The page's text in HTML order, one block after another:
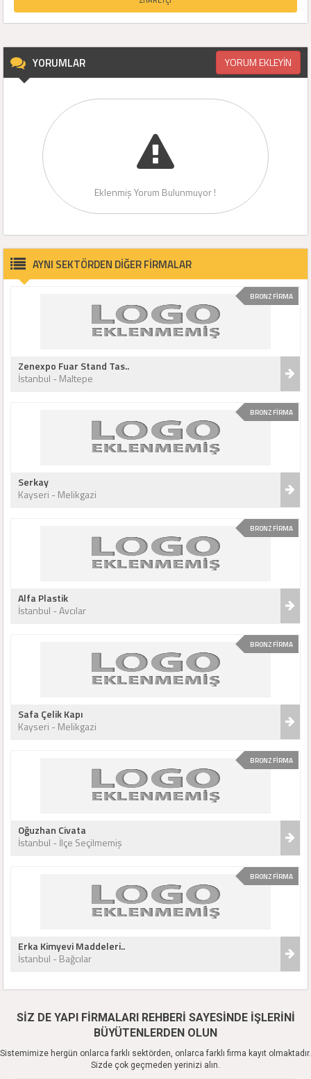
YORUMLAR YORUM EKLEYİN
Eklenmiş Yorum Bulunmuyor !
AYNI SEKTÖRDEN DİĞER FİRMALAR
BRONZ FİRMA
Zenexpo Fuar Stand Tas..
İstanbul - Maltepe
BRONZ FİRMA
Serkay
Kayseri - Melikgazi
BRONZ FİRMA
Alfa Plastik
İstanbul - Avcılar
BRONZ FİRMA
Safa Çelik Kapı
Kayseri - Melikgazi
BRONZ FİRMA
Oğuzhan Civata
İstanbul - İlçe Seçilmemiş
BRONZ FİRMA
Erka Kimyevi Maddeleri..
İstanbul - Bağcılar
SİZ DE YAPI FİRMALARI REHBERİ SAYESİNDE İŞLERİNİ
BÜYÜTENLERDEN OLUN
Sistemimize hergün onlarca farklı sektörden, onlarca farklı firma kayıt olmaktadır.
Sizde çok geçmeden yerinizi alın.